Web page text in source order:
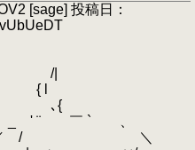
[sage] 投稿日：
` 、
＼